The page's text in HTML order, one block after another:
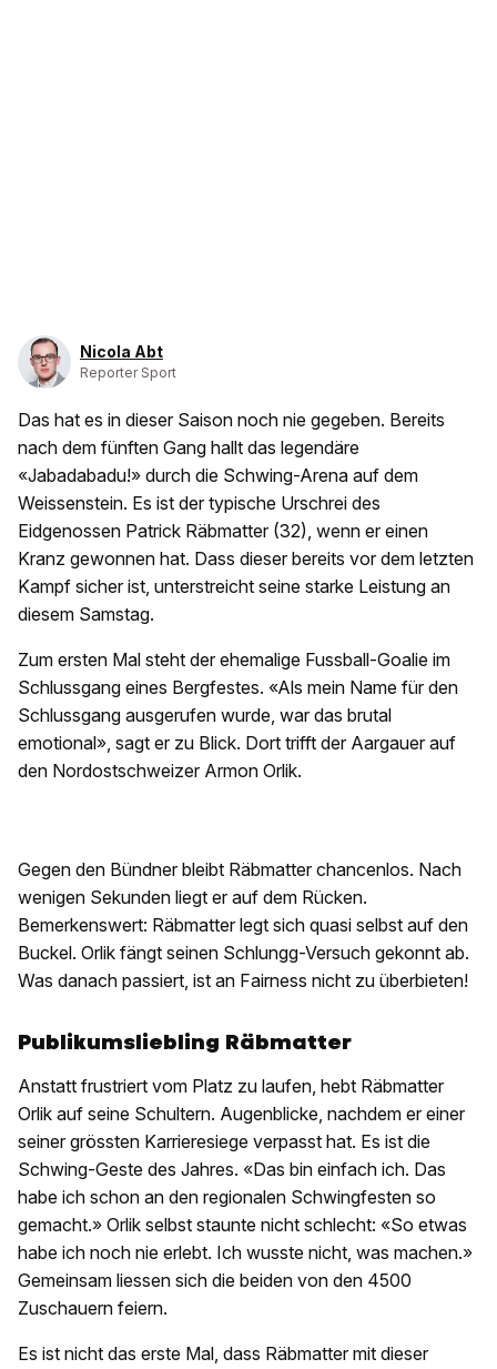
Nicola Abt
Reporter Sport
Das hat es in dieser Saison noch nie gegeben. Bereits
nach dem fünften Gang hallt das legendäre
«Jabadabadu!» durch die Schwing-Arena auf dem
Weissenstein. Es ist der typische Urschrei des
Eidgenossen Patrick Räbmatter (32), wenn er einen
Kranz gewonnen hat. Dass dieser bereits vor dem letzten
Kampf sicher ist, unterstreicht seine starke Leistung an
diesem Samstag.
Zum ersten Mal steht der ehemalige Fussball-Goalie im
Schlussgang eines Bergfestes. «Als mein Name für den
Schlussgang ausgerufen wurde, war das brutal
emotional», sagt er zu Blick. Dort trifft der Aargauer auf
den Nordostschweizer Armon Orlik.
Gegen den Bündner bleibt Räbmatter chancenlos. Nach
wenigen Sekunden liegt er auf dem Rücken.
Bemerkenswert: Räbmatter legt sich quasi selbst auf den
Buckel. Orlik fängt seinen Schlungg-Versuch gekonnt ab.
Was danach passiert, ist an Fairness nicht zu überbieten!
Publikumsliebling Räbmatter
Anstatt frustriert vom Platz zu laufen, hebt Räbmatter
Orlik auf seine Schultern. Augenblicke, nachdem er einer
seiner grössten Karrieresiege verpasst hat. Es ist die
Schwing-Geste des Jahres. «Das bin einfach ich. Das
habe ich schon an den regionalen Schwingfesten so
gemacht.» Orlik selbst staunte nicht schlecht: «So etwas
habe ich noch nie erlebt. Ich wusste nicht, was machen.»
Gemeinsam liessen sich die beiden von den 4500
Zuschauern feiern.
Es ist nicht das erste Mal, dass Räbmatter mit dieser